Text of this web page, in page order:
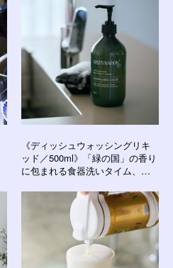
《ディッシュウォッシングリキ
ッド／500ml》「緑の国」の香り
に包まれる食器洗いタイム、天
かりな台所用洗剤｜GREEN
NATION life